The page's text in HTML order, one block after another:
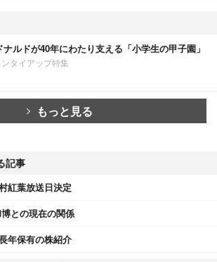
ナルドが40年にわたり支える「小学生の甲子園」
タイアップ特集
もっと見る
記事
紅葉放送日決定
との現在の関係
年保有の株紹介